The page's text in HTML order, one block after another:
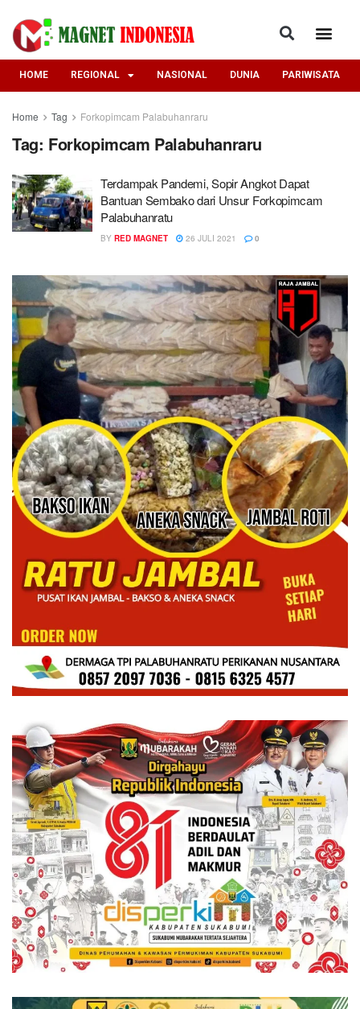
HOME REGIONAL NASIONAL DUNIA PARIWISATA
Home Tag Forkopimcam Palabuhanraru
Tag: Forkopimcam Palabuhanraru
Terdampak Pandemi, Sopir Angkot Dapat
Bantuan Sembako dari Unsur Forkopimcam
Palabuhanratu
BY RED MAGNET 26 JULI 2021 0